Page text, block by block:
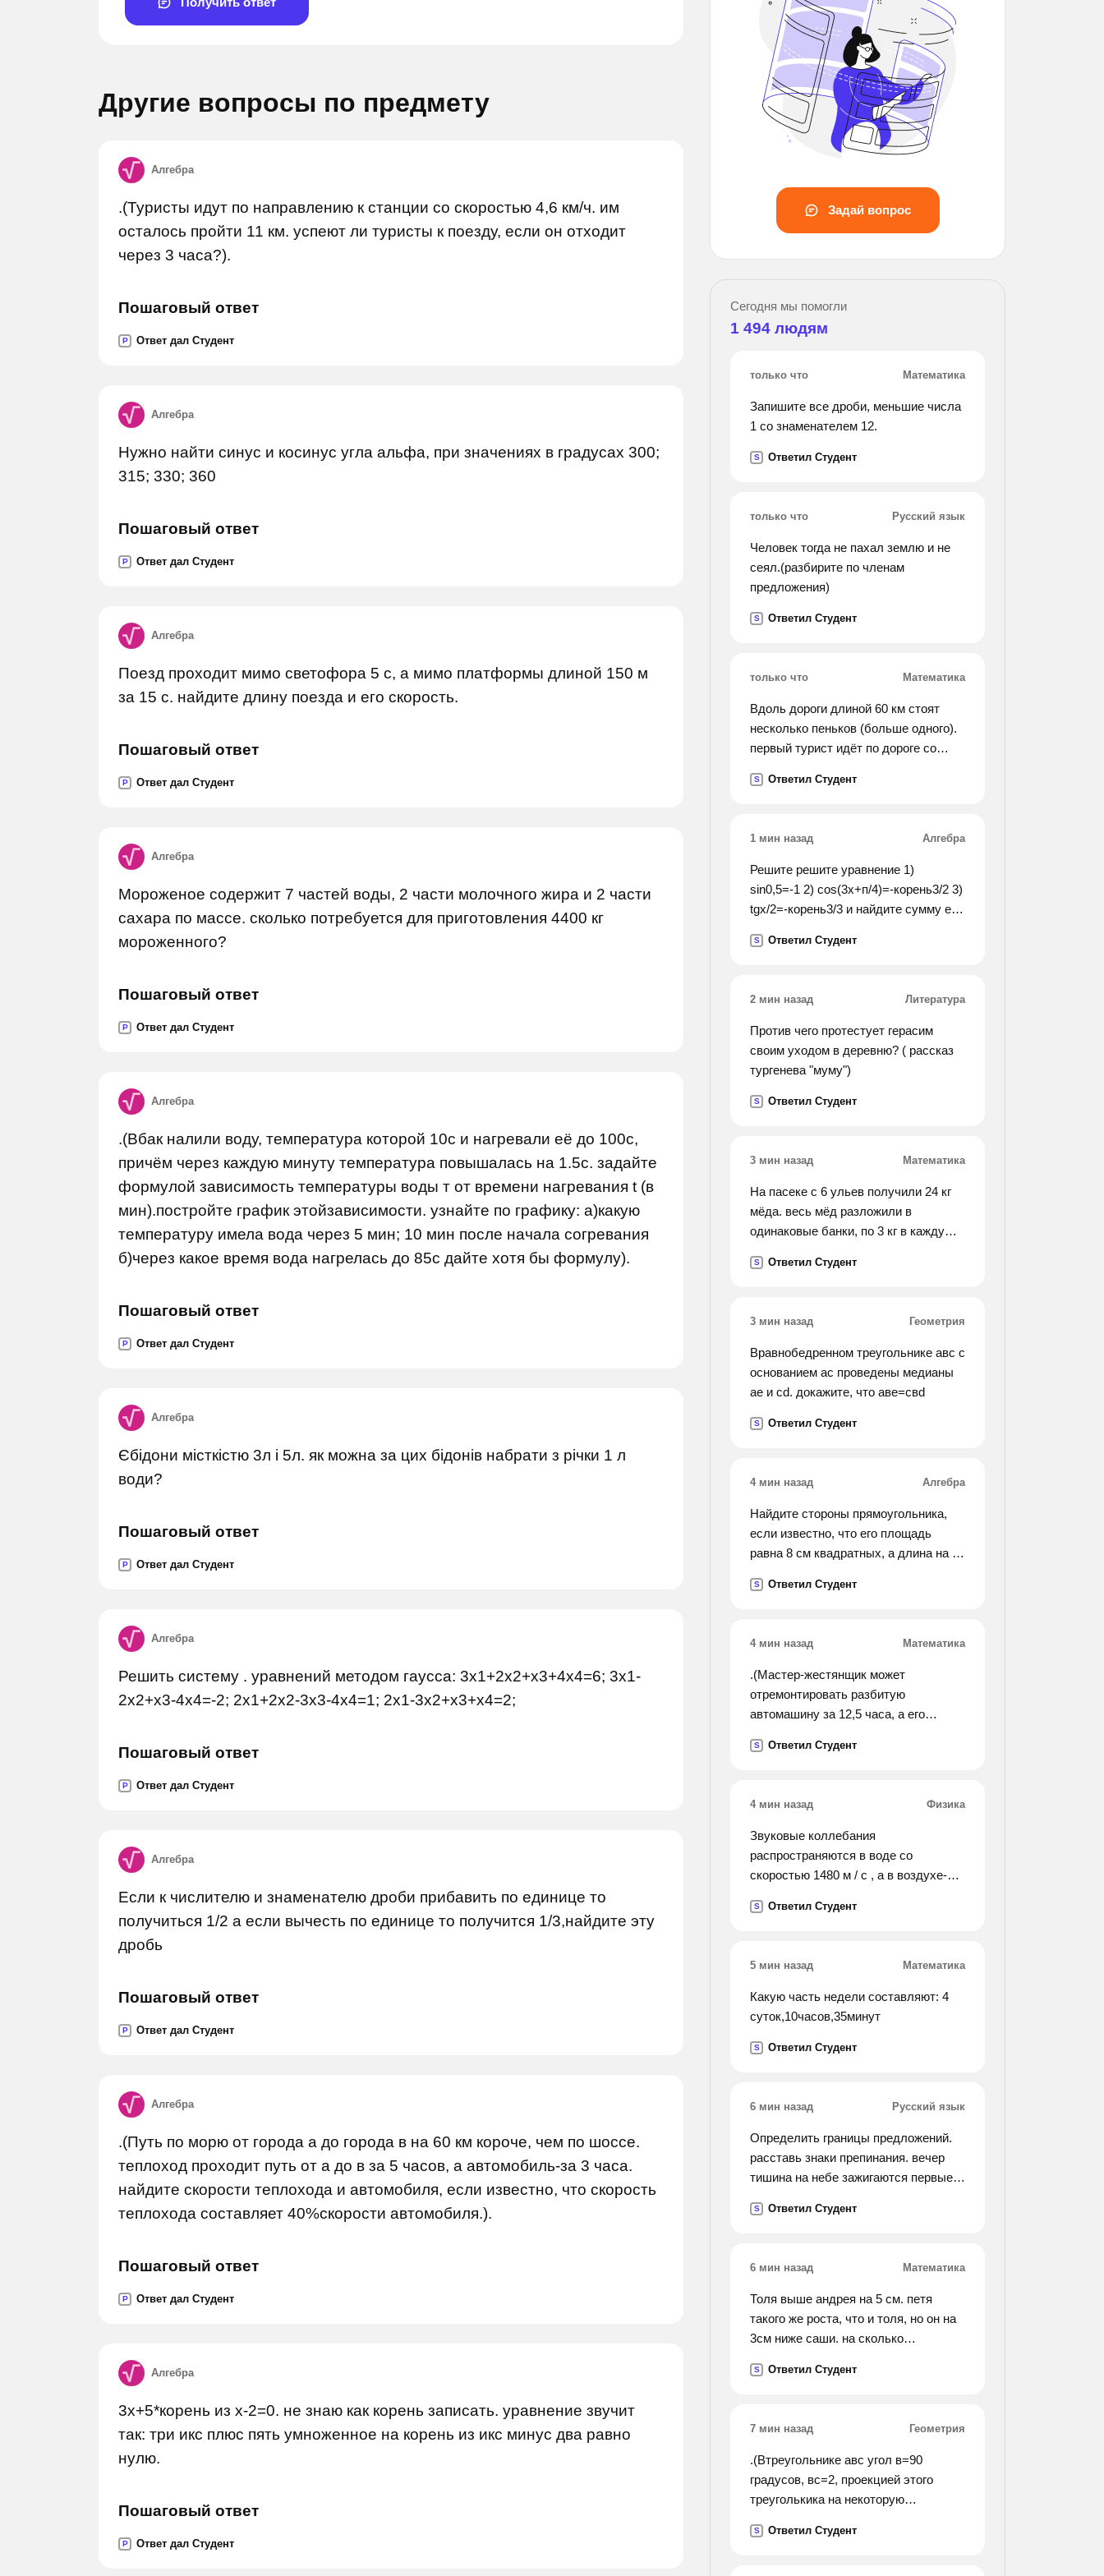
Другие вопросы по предмету
Алгебра
.(Туристы идут по направлению к станции со скоростью 4,6 км/ч. им
осталось пройти 11 км. успеют ли туристы к поезду, если он отходит
через 3 часа?).
Пошаговый ответ
P Ответ дал Студент
Алгебра
Нужно найти синус и косинус угла альфа, при значениях в градусах 300;
315; 330; 360
Пошаговый ответ
P Ответ дал Студент
Алгебра
Поезд проходит мимо светофора 5 с, а мимо платформы длиной 150 м
за 15 с. найдите длину поезда и его скорость.
Пошаговый ответ
P Ответ дал Студент
Алгебра
Мороженое содержит 7 частей воды, 2 части молочного жира и 2 части
сахара по массе. сколько потребуется для приготовления 4400 кг
мороженного?
Пошаговый ответ
P Ответ дал Студент
Алгебра
.(Вбак налили воду, температура которой 10с и нагревали её до 100с,
причём через каждую минуту температура повышалась на 1.5с. задайте
формулой зависимость температуры воды т от времени нагревания t (в
мин).постройте график этойзависимости. узнайте по графику: а)какую
температуру имела вода через 5 мин; 10 мин после начала согревания
б)через какое время вода нагрелась до 85с дайте хотя бы формулу).
Пошаговый ответ
P Ответ дал Студент
Алгебра
Єбідони місткістю 3л і 5л. як можна за цих бідонів набрати з річки 1 л
води?
Пошаговый ответ
P Ответ дал Студент
Алгебра
Решить систему . уравнений методом гаусса: 3x1+2x2+x3+4x4=6; 3x1-
2x2+x3-4x4=-2; 2x1+2x2-3x3-4x4=1; 2x1-3x2+x3+x4=2;
Пошаговый ответ
P Ответ дал Студент
Алгебра
Если к числителю и знаменателю дроби прибавить по единице то
получиться 1/2 а если вычесть по единице то получится 1/3,найдите эту
дробь
Пошаговый ответ
P Ответ дал Студент
Алгебра
.(Путь по морю от города а до города в на 60 км короче, чем по шоссе.
теплоход проходит путь от а до в за 5 часов, а автомобиль-за 3 часа.
найдите скорости теплохода и автомобиля, если известно, что скорость
теплохода составляет 40%скорости автомобиля.).
Пошаговый ответ
P Ответ дал Студент
Алгебра
3x+5*корень из х-2=0. не знаю как корень записать. уравнение звучит
так: три икс плюс пять умноженное на корень из икс минус два равно
нулю.
Пошаговый ответ
P Ответ дал Студент
Задай вопрос Задай вопрос Задай вопрос Задай вопрос
Сегодня мы помогли
1 494 людям
только что Математика
Запишите все дроби, меньшие числа
1 со знаменателем 12.
S Ответил Студент
только что Русский язык
Человек тогда не пахал землю и не
сеял.(разбирите по членам
предложения)
S Ответил Студент
только что Математика
Вдоль дороги длиной 60 км стоят
несколько пеньков (больше одного).
первый турист идёт по дороге со
пенька отдыхает одно и то же целое
км/ч и на каждом пеньке отдыхает в
два раза дольше первого туриста.
начали и закончили движение
туристы одновременно. сколько
S Ответил Студент
1 мин назад Алгебра
Решите решите уравнение 1)
sin0,5=-1 2) cos(3x+п/4)=-корень3/2 3)
tgx/2=-корень3/3 и найдите сумму его
промежутку[-1,5; 2п] 4) cosx=cos4
S Ответил Студент
2 мин назад Литература
Против чего протестует герасим
своим уходом в деревню? ( рассказ
тургенева "муму")
S Ответил Студент
3 мин назад Математика
На пасеке с 6 ульев получили 24 кг
мёда. весь мёд разложили в
одинаковые банки, по 3 кг в каждую.
S Ответил Студент
3 мин назад Геометрия
Вравнобедренном треугольнике авс с
основанием ас проведены медианы
ае и cd. докажите, что аве=свd
S Ответил Студент
4 мин назад Алгебра
Найдите стороны прямоугольника,
если известно, что его площадь
равна 8 см квадратных, а длина на 2
S Ответил Студент
4 мин назад Математика
.(Мастер-жестянщик может
отремонтировать разбитую
автомашину за 12,5 часа, а его
работы за 1,5 часа. сколько времени
S Ответил Студент
4 мин назад Физика
Звуковые коллебания
распространяются в воде со
скоростью 1480 м / с , а в воздухе-со
изменится длина звуковой волны при
S Ответил Студент
5 мин назад Математика
Какую часть недели составляют: 4
суток,10часов,35минут
S Ответил Студент
6 мин назад Русский язык
Определить границы предложений.
расставь знаки препинания. вечер
тишина на небе зажигаются первые
кажутся великанами но что это кто
приятно их слушать в вечерней
тишине
S Ответил Студент
6 мин назад Математика
Толя выше андрея на 5 см. петя
такого же роста, что и толя, но он на
3см ниже саши. на сколько
андрей? сделай схематический
S Ответил Студент
7 мин назад Геометрия
.(Втреугольнике авс угол в=90
градусов, вс=2, проекцией этого
треуголькика на некоторую
корень из 2, уголabcd=45 градусов.
S Ответил Студент